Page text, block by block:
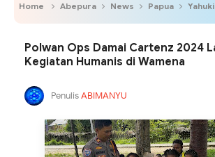
Home Abepura News Papua
Polwan Ops Damai Cartenz 2024
Kegiatan Humanis di Wamena
PenulisABIMANYU